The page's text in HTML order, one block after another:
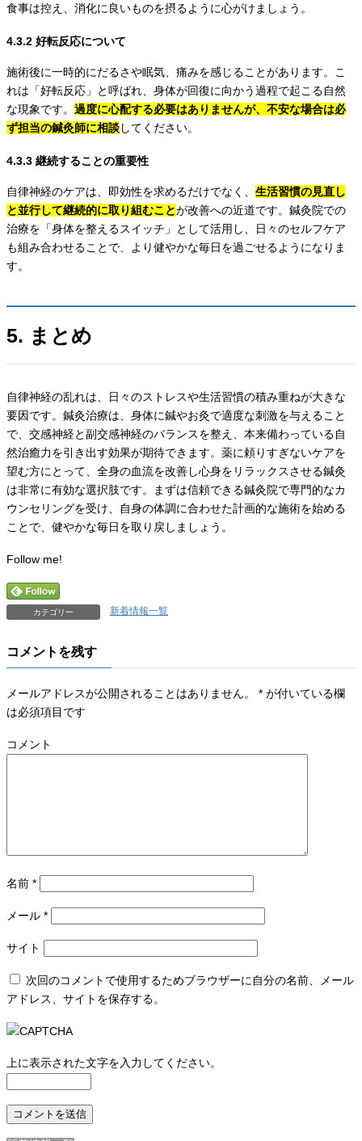
食事は控え、消化に良いものを摂るように心がけましょう。
4.3.2 好転反応について
施術後に一時的にだるさや眠気、痛みを感じることがあります。こ
れは「好転反応」と呼ばれ、身体が回復に向かう過程で起こる自然
な現象です。 過度に心配する必要はありませんが、不安な場合は必
ず担当の鍼灸師に相談してください。
4.3.3 継続することの重要性
自律神経のケアは、即効性を求めるだけでなく、 生活習慣の見直し
と並行して継続的に取り組むことが改善への近道です。鍼灸院での
治療を「身体を整えるスイッチ」として活用し、日々のセルフケア
も組み合わせることで、より健やかな毎日を過ごせるようになりま
す。
5. まとめ
自律神経の乱れは、日々のストレスや生活習慣の積み重ねが大きな
要因です。鍼灸治療は、身体に鍼やお灸で適度な刺激を与えること
で、交感神経と副交感神経のバランスを整え、本来備わっている自
然治癒力を引き出す効果が期待できます。薬に頼りすぎないケアを
望む方にとって、全身の血流を改善し心身をリラックスさせる鍼灸
は非常に有効な選択肢です。まずは信頼できる鍼灸院で専門的なカ
ウンセリングを受け、自身の体調に合わせた計画的な施術を始める
ことで、健やかな毎日を取り戻しましょう。
Follow me!
カテゴリー 新着情報一覧
コメントを残す
メールアドレスが公開されることはありません。 * が付いている欄
は必須項目です
コメント
名前 *
メール *
サイト
次回のコメントで使用するためブラウザーに自分の名前、メール
アドレス、サイトを保存する。
上に表示された文字を入力してください。